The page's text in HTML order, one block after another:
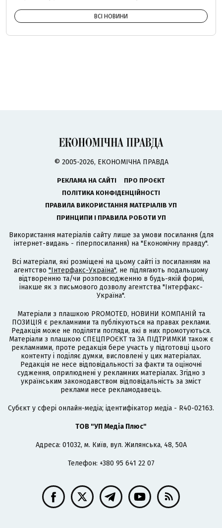
ВСІ НОВИНИ
© 2005-2026, ЕКОНОМІЧНА ПРАВДА
РЕКЛАМА НА САЙТІ
ПРО ПРОЄКТ
ПОЛІТИКА КОНФІДЕНЦІЙНОСТІ
ПРАВИЛА ВИКОРИСТАННЯ МАТЕРІАЛІВ УП
ПРИНЦИПИ І ПРАВИЛА РОБОТИ УП
Використання матеріалів сайту лише за умови посилання (для
інтернет-видань - гіперпосилання) на "Економічну правду".
Всі матеріали, які розміщені на цьому сайті із посиланням на
агентство "Інтерфакс-Україна", не підлягають подальшому
відтворенню та/чи розповсюдженню в будь-якій формі,
інакше як з письмового дозволу агентства "Інтерфакс-
Україна".
Матеріали з плашкою PROMOTED, НОВИНИ КОМПАНІЙ та
ПОЗИЦІЯ є рекламними та публікуються на правах реклами.
Редакція може не поділяти погляди, які в них промотуються.
Матеріали з плашкою СПЕЦПРОЄКТ та ЗА ПІДТРИМКИ також є
рекламними, проте редакція бере участь у підготовці цього
контенту і поділяє думки, висловлені у цих матеріалах.
Редакція не несе відповідальності за факти та оціночні
судження, оприлюднені у рекламних матеріалах. Згідно з
українським законодавством відповідальність за зміст
реклами несе рекламодавець.
Cубєкт у сфері онлайн-медіа; ідентифікатор медіа - R40-02163.
ТОВ "УП Медіа Плюс"
Адреса: 01032, м. Київ, вул. Жилянська, 48, 50А
Телефон: +380 95 641 22 07